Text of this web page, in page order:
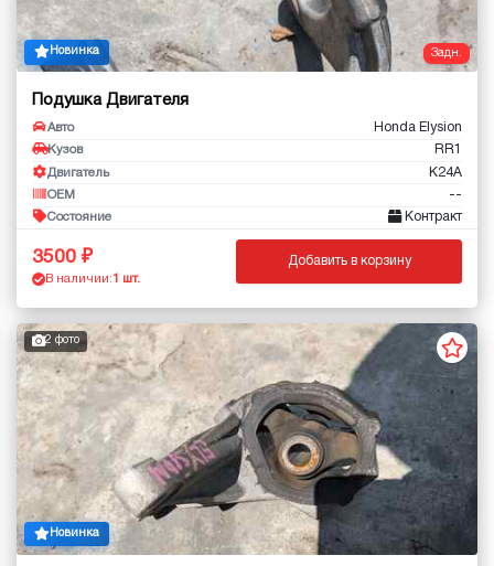
Задн.
Новинка
Подушка Двигателя
Авто Honda Elysion
Кузов RR1
Двигатель K24A
OEM --
Состояние Контракт
3500
В наличии: 1 шт.
Добавить в корзину
2 фото
Новинка